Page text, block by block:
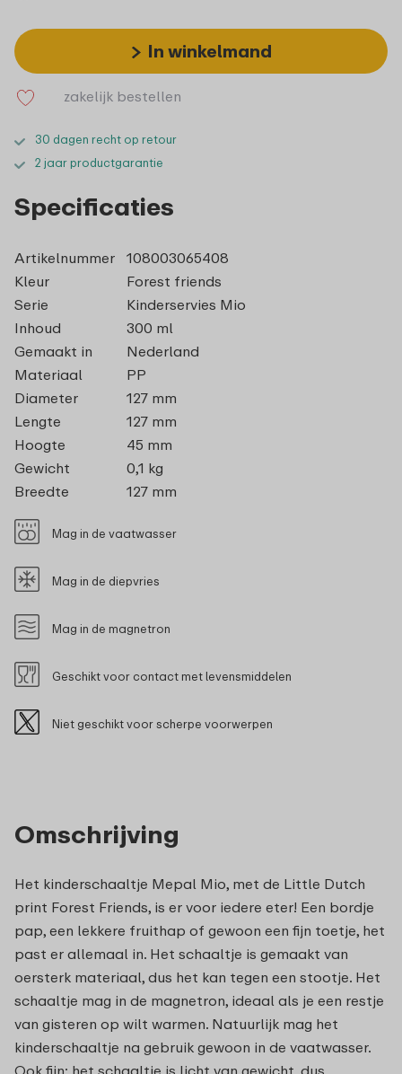
In winkelmand
zakelijk bestellen
30 dagen recht op retour
2 jaar productgarantie
Omschrijving
Het kinderschaaltje Mepal Mio, met de Little Dutch
print Forest Friends, is er voor iedere eter! Een bordje
pap, een lekkere fruithap of gewoon een fijn toetje, het
past er allemaal in. Het schaaltje is gemaakt van
oersterk materiaal, dus het kan tegen een stootje. Het
schaaltje mag in de magnetron, ideaal als je een restje
van gisteren op wilt warmen. Natuurlijk mag het
kinderschaaltje na gebruik gewoon in de vaatwasser.
Ook fijn: het schaaltje is licht van gewicht, dus
Specificaties
Artikelnummer
108003065408
Kleur
Forest friends
Serie
Kinderservies Mio
Inhoud
300 ml
Gemaakt in
Nederland
Materiaal
PP
Diameter
127 mm
Lengte
127 mm
Hoogte
45 mm
Gewicht
0,1 kg
Breedte
127 mm
Mag in de vaatwasser
Mag in de diepvries
Mag in de magnetron
Geschikt voor contact met levensmiddelen
Niet geschikt voor scherpe voorwerpen